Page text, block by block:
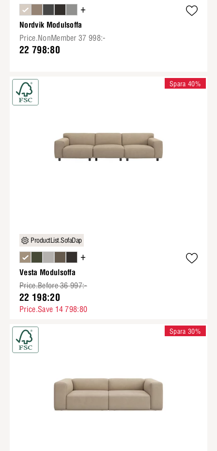
+
Nordvik Modulsoffa
Price.NonMember 37 998:-
22 798:80
ProductList.SofaDap
+
Vesta Modulsoffa
Price.Before 36 997:-
22 198:20
Price.Save 14 798:80
Spara 40%
Spara 30%